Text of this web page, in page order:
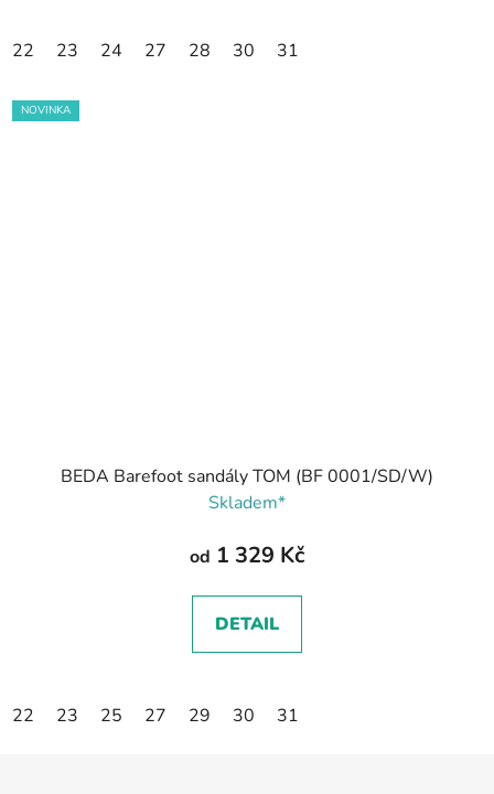
22 23 24 27 28 30 31
NOVINKA
BEDA Barefoot sandály TOM (BF 0001/SD/W)
Skladem*
od 1 329 Kč
DETAIL
22 23 25 27 29 30 31